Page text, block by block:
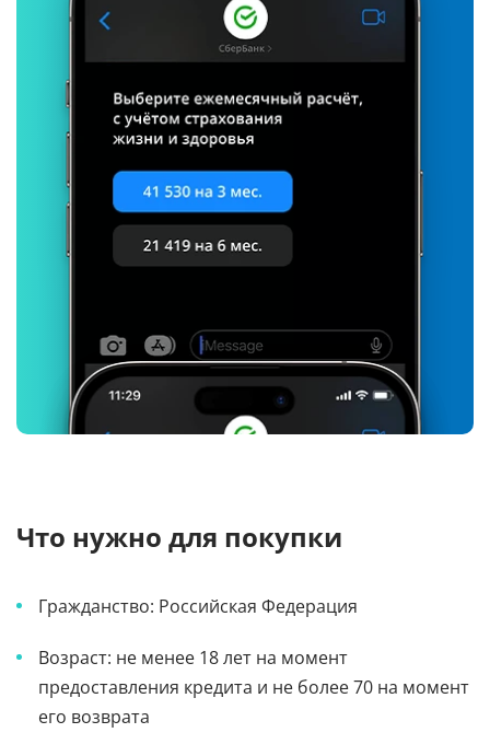
Что нужно для покупки
Гражданство: Российская Федерация
Возраст: не менее 18 лет на момент
предоставления кредита и не более 70 на момент
его возврата